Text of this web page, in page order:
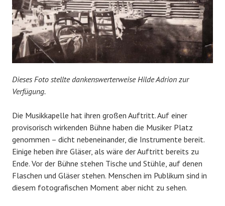
Dieses Foto stellte dankenswerterweise Hilde Adrion zur
Verfügung.
Die Musikkapelle hat ihren großen Auftritt. Auf einer
provisorisch wirkenden Bühne haben die Musiker Platz
genommen – dicht nebeneinander, die Instrumente bereit.
Einige heben ihre Gläser, als wäre der Auftritt bereits zu
Ende. Vor der Bühne stehen Tische und Stühle, auf denen
Flaschen und Gläser stehen. Menschen im Publikum sind in
diesem fotografischen Moment aber nicht zu sehen.